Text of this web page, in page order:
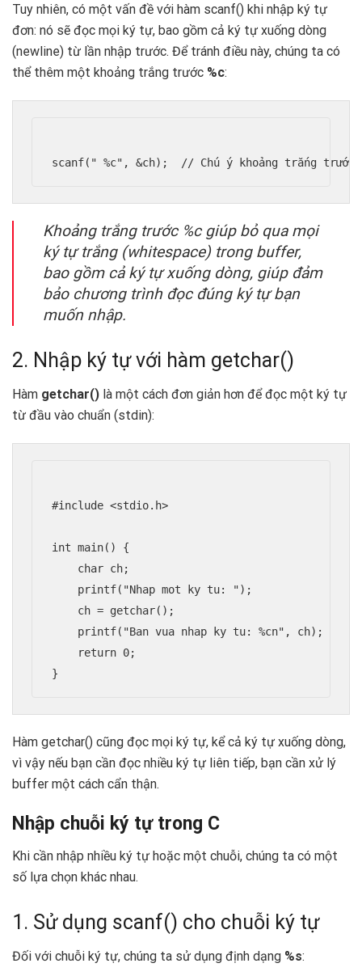
Tuy nhiên, có một vấn đề với hàm scanf() khi nhập ký tự
đơn: nó sẽ đọc mọi ký tự, bao gồm cả ký tự xuống dòng
(newline) từ lần nhập trước. Để tránh điều này, chúng ta có
thể thêm một khoảng trắng trước %c:
Khoảng trắng trước %c giúp bỏ qua mọi
ký tự trắng (whitespace) trong buffer,
bao gồm cả ký tự xuống dòng, giúp đảm
bảo chương trình đọc đúng ký tự bạn
muốn nhập.
2. Nhập ký tự với hàm getchar()
Hàm getchar() là một cách đơn giản hơn để đọc một ký tự
từ đầu vào chuẩn (stdin):
#include <stdio.h>
int main() {
    char ch;
    printf("Nhap mot ky tu: ");
    ch = getchar();
    printf("Ban vua nhap ky tu: %cn", ch);
    return 0;
Hàm getchar() cũng đọc mọi ký tự, kể cả ký tự xuống dòng,
vì vậy nếu bạn cần đọc nhiều ký tự liên tiếp, bạn cần xử lý
buffer một cách cẩn thận.
Nhập chuỗi ký tự trong C
Khi cần nhập nhiều ký tự hoặc một chuỗi, chúng ta có một
số lựa chọn khác nhau.
1. Sử dụng scanf() cho chuỗi ký tự
Đối với chuỗi ký tự, chúng ta sử dụng định dạng %s: